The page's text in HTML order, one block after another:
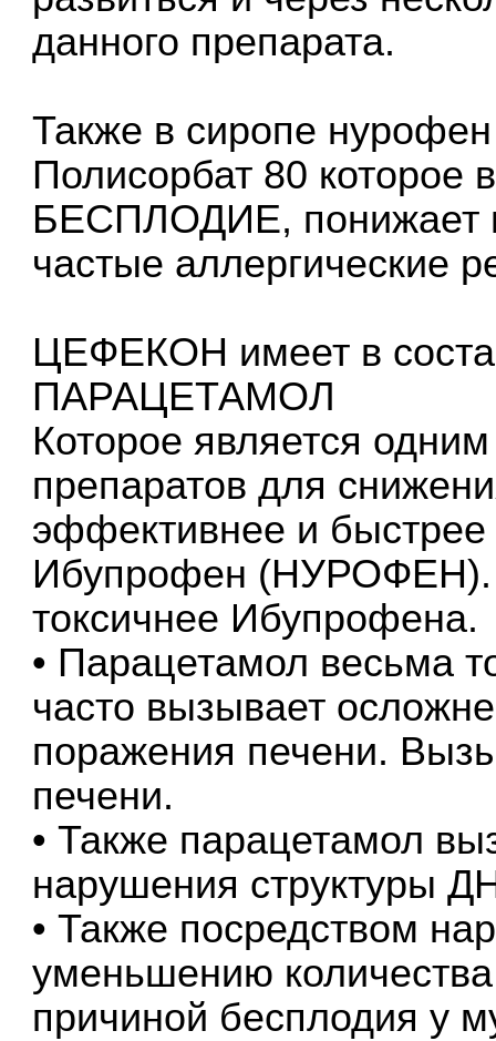
данного препарата.
Также в сиропе
Полисорбат 80 которое
БЕСПЛОДИЕ, понижает
частые аллергические
ЦЕФЕКОН имеет в
ПАРАЦЕТАМОЛ
Которое является
препаратов для
эффективнее и быстрее
Ибупрофен (НУРОФЕН).
токсичнее Ибупрофена.
• Парацетамол весьма
часто вызывает
поражения печени.
печени.
• Также парацетамол
нарушения структуры
• Также посредством
уменьшению
причиной бесплодия у